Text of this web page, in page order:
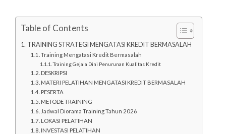
Table of Contents
TRAINING STRATEGI MENGATASI KREDIT BERMASALAH
Training Mengatasi Kredit Bermasalah
Training Gejala Dini Penurunan Kualitas Kredit
DESKRIPSI
MATERI PELATIHAN MENGATASI KREDIT BERMASALAH
PESERTA
METODE TRAINING
Jadwal Diorama Training Tahun 2026
LOKASI PELATIHAN
INVESTASI PELATIHAN